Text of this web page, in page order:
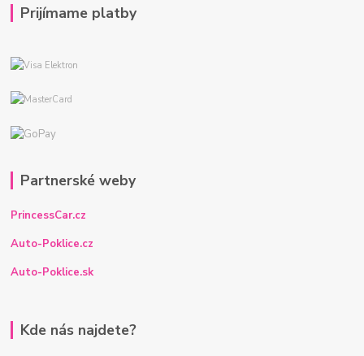
Prijímame platby
Partnerské weby
PrincessCar.cz
Auto-Poklice.cz
Auto-Poklice.sk
Kde nás najdete?